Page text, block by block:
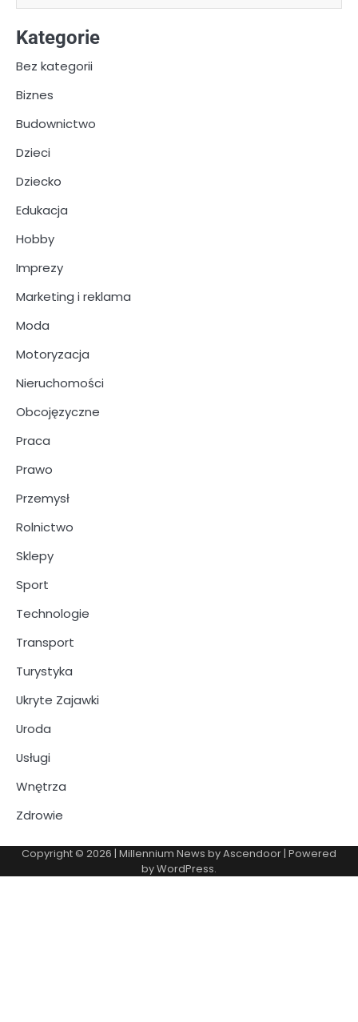
Kategorie
Bez kategorii
Biznes
Budownictwo
Dzieci
Dziecko
Edukacja
Hobby
Imprezy
Marketing i reklama
Moda
Motoryzacja
Nieruchomości
Obcojęzyczne
Praca
Prawo
Przemysł
Rolnictwo
Sklepy
Sport
Technologie
Transport
Turystyka
Ukryte Zajawki
Uroda
Usługi
Wnętrza
Zdrowie
Copyright © 2026 | Millennium News byAscendoor| Powered
byWordPress.